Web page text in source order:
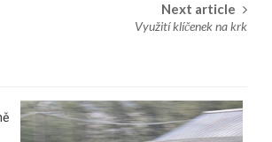
Next article
Využití klíčenek na krk